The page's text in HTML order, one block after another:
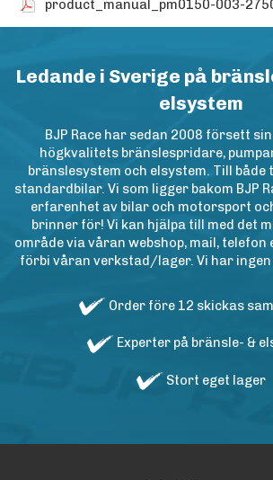
product_manual_pm0150-003-
Ledande i Sverige på
elsystem
BJP Race har sedan 2008 försett
högkvalitets bränslespridare,
bränslesystem och elsystem. Till
standardbilar. Vi som ligger bakom BJP
erfarenhet av bilar och motorsport
brinner för! Vi kan hjälpa till med det
område via våran webshop, mail, telefon
förbi våran verkstad/lager. Vi har
Order före 12 skickas
Experter på bränsle- &
Stort eget lager